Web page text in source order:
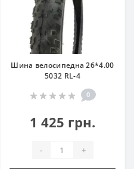
Шина велосипедна 26*4.00
5032 RL-4
0
1 425 грн.
- +